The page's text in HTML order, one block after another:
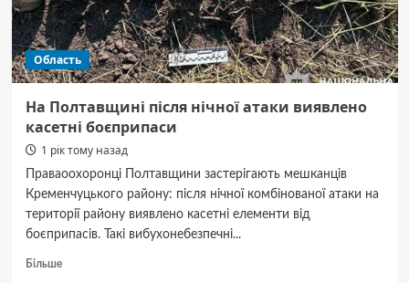
Область
На Полтавщині після нічної атаки виявлено
касетні боєприпаси
1 рік тому назад
Праваоохоронці Полтавщини застерігають мешканців
Кременчуцького району: після нічної комбінованої атаки на
території району виявлено касетні елементи від
боєприпасів. Такі вибухонебезпечні...
БільшеДокладніше